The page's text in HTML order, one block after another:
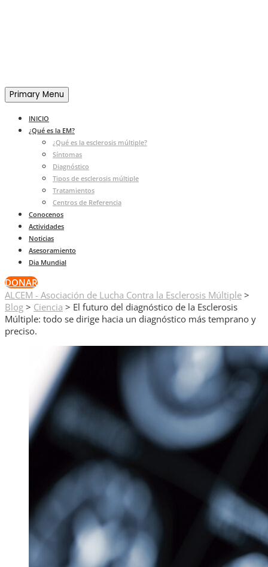
Primary Menu
INICIO
¿Qué es la EM?
¿Qué es la esclerosis múltiple?
Síntomas
Diagnóstico
Tipos de esclerosis múltiple
Tratamientos
Centros de Referencia
Conocenos
Actividades
Noticias
Asesoramiento
Dia Mundial
DONAR
ALCEM - Asociación de Lucha Contra la Esclerosis Múltiple >
Blog > Ciencia > El futuro del diagnóstico de la Esclerosis
Múltiple: todo se dirige hacia un diagnóstico más temprano y
preciso.